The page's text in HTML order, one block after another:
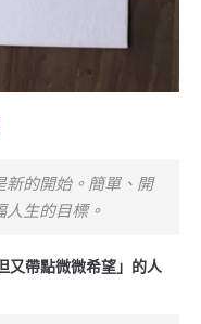
新的開始。簡單、開
生的目標。
又帶點微微希望」的人